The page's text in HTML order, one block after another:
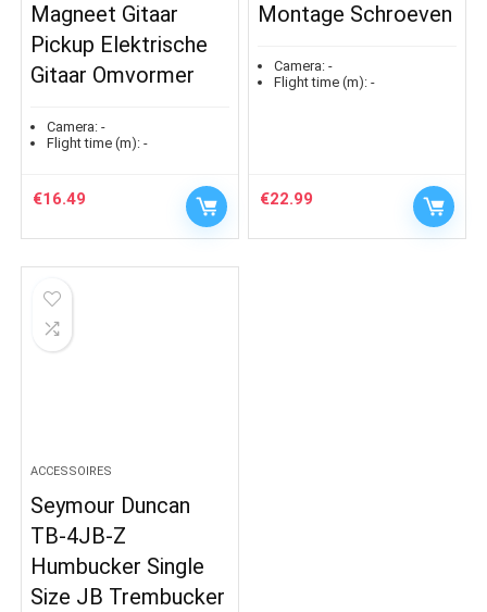
Magneet Gitaar
Pickup Elektrische
Gitaar Omvormer
Camera: -
Flight time (m): -
€16.49
Montage Schroeven
Camera: -
Flight time (m): -
€22.99
ACCESSOIRES
Seymour Duncan
TB-4JB-Z
Humbucker Single
Size JB Trembucker